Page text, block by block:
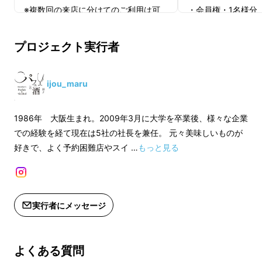
伝統と革新を融合した独自のレシピ
新的なアイデアを融合させた独自のアプローチ
※複数回の来店に分けてのご利用は可
・会員権・1名様分
連れ様も6名様まで同席可能です）
（2）カウンター及びVIPルームをご利
用頂ける権利
年間。
【ご予約方法】
Makuakeメッセージ機能または活動レ
ます。
・会員権・1名様分
・会員権の有効期
年間。
プロジェクト実行者
ijou_maru
1986年 大阪生まれ。2009年3月に大学を卒業後、様々な企業
での経験を経て現在は5社の社長を兼任。 元々美味しいものが
好きで、よく予約困難店やスイ …もっと見る
実行者にメッセージ
よくある質問